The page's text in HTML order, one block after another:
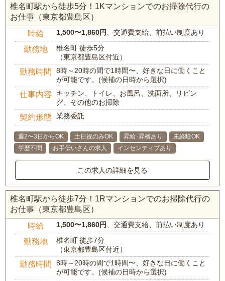
椎名町駅から徒歩5分！1Kマンションでのお掃除代行の
お仕事（東京都豊島区）
時給 1,500〜1,860円、交通費支給、前払い制度あり
勤務地
椎名町 徒歩5分
（東京都豊島区付近）
勤務時間
8時～20時の間で1時間〜、好きな日に働くこと
が可能です。(候補の日時から選択)
仕事内容
キッチン、トイレ、お風呂、洗面所、リビン
グ、その他のお掃除
契約形態 業務委託
週2〜3日からOK 土日祝のみOK 昇給･昇格あり
未経験OK
学歴不問
お手伝いさんの求人 インセンティブあり
この求人の詳細を見る
椎名町駅から徒歩7分！1Rマンションでのお掃除代行の
お仕事（東京都豊島区）
時給 1,500〜1,860円、交通費支給、前払い制度あり
勤務地
椎名町 徒歩7分
（東京都豊島区付近）
勤務時間
8時～20時の間で1時間〜、好きな日に働くこと
が可能です。(候補の日時から選択)